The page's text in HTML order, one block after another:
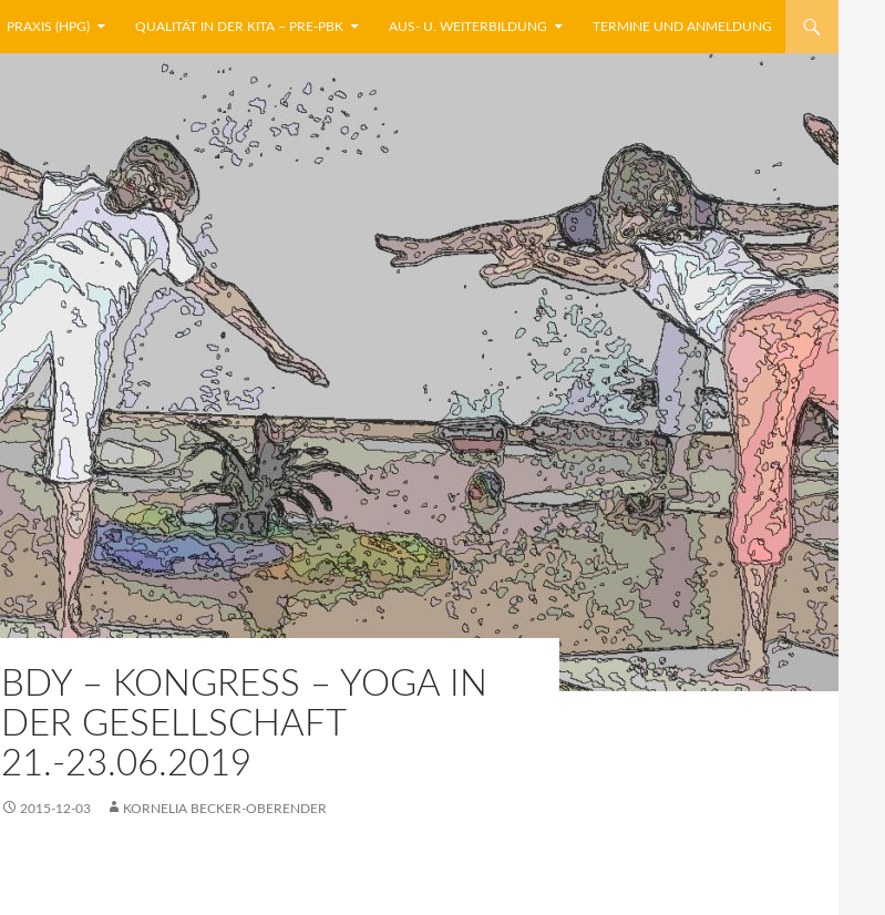
PRAXIS (HPG) QUALITÄT IN DER KITA – PRE-PBK AUS- U. WEITERBILDUNG TERMINE UND ANMELDUNG
BDY – KONGRESS – YOGA IN
DER GESELLSCHAFT
21.-23.06.2019
2015-12-03 KORNELIA BECKER-OBERENDER